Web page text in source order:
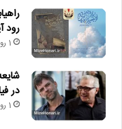
رود
1 روز پیش
در
1 روز پیش